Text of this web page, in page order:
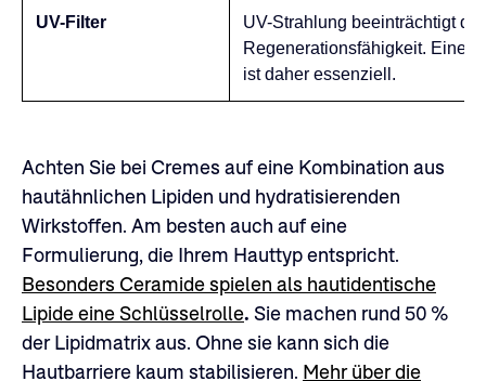
UV-Filter
UV-Strahlung beeinträchtigt die
Regenerationsfähigkeit. Eine
ist daher essenziell.
Achten Sie bei Cremes auf eine Kombination aus
hautähnlichen Lipiden und hydratisierenden
Wirkstoffen. Am besten auch auf eine
Formulierung, die Ihrem Hauttyp entspricht.
Besonders Ceramide spielen als hautidentische
Lipide eine Schlüsselrolle. Sie machen rund 50 %
der Lipidmatrix aus. Ohne sie kann sich die
Hautbarriere kaum stabilisieren. Mehr über die